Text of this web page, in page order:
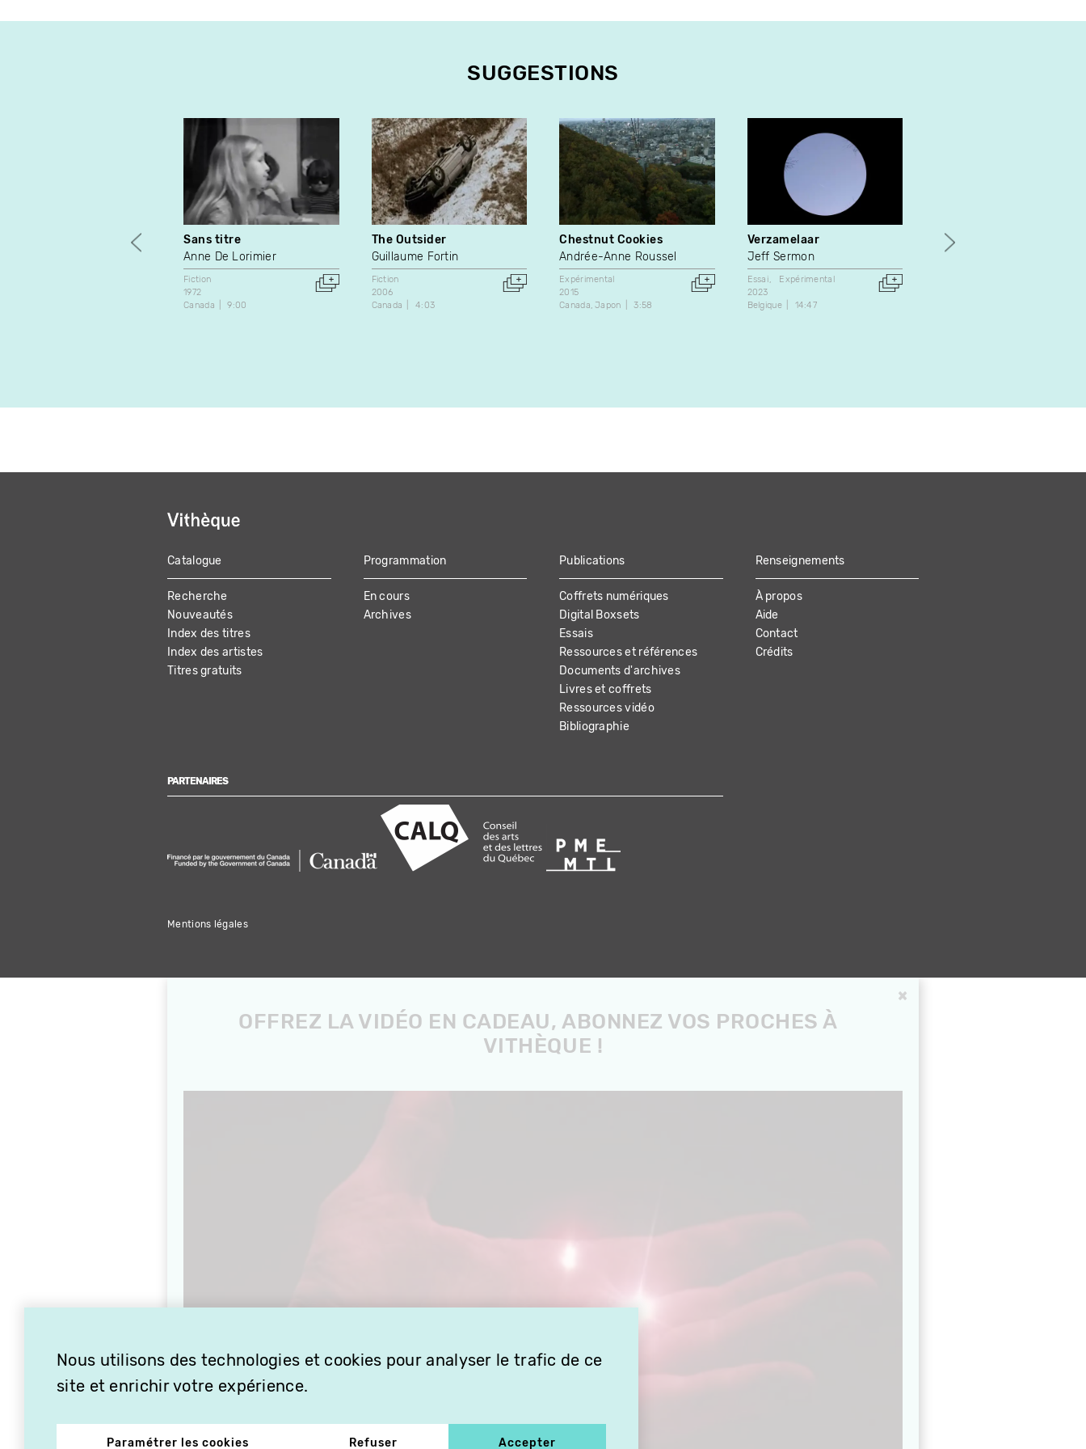
SUGGESTIONS
Sans titre
Anne De Lorimier
Fiction
1972
Canada
9:00
The Outsider
Guillaume Fortin
Fiction
2006
Canada
4:03
Chestnut Cookies
Andrée-Anne Roussel
Expérimental
2015
Canada Japon 3:58
Verzamelaar
Jeff Sermon
Essai
Expérimental
2023
Belgique
14:47
Le bonheur est dans les
prés, mais parfois c'est
MAIN
NAVIGATION
Catalogue
Recherche
Nouveautés
Index des titres
Index des artistes
Titres gratuits
Programmation
En cours
Archives
Publications
Coffrets numériques
Digital Boxsets
Essais
Ressources et références
Documents d'archives
Livres et coffrets
Ressources vidéo
Bibliographie
Renseignements
À propos
Aide
Contact
Crédits
PARTENAIRES
Mentions légales
Nous utilisons des technologies et cookies pour analyser le trafic de ce
site et enrichir votre expérience.
Paramétrer les cookies Refuser Accepter